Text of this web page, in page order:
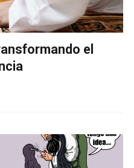
el